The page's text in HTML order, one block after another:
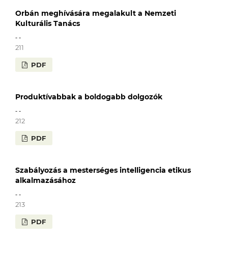
Orbán meghívására megalakult a Nemzeti
Kulturális Tanács
- -
211
PDF
Produktívabbak a boldogabb dolgozók
- -
212
PDF
Szabályozás a mesterséges intelligencia etikus
alkalmazásához
- -
213
PDF